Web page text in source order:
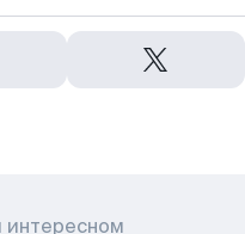
интересном